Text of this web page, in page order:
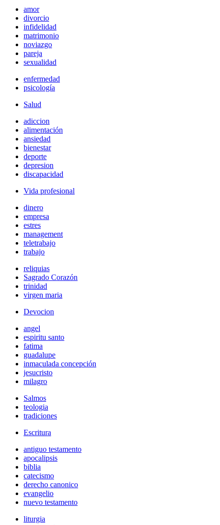
amor
divorcio
infidelidad
matrimonio
noviazgo
pareja
sexualidad
enfermedad
psicología
Salud
adiccion
alimentación
ansiedad
bienestar
deporte
depresion
discapacidad
Vida profesional
dinero
empresa
estres
management
teletrabajo
trabajo
reliquias
Sagrado Corazón
trinidad
virgen maria
Devocion
angel
espiritu santo
fatima
guadalupe
inmaculada concepción
jesucristo
milagro
Salmos
teologia
tradiciones
Escritura
antiguo testamento
apocalipsis
biblia
catecismo
derecho canonico
evangelio
nuevo testamento
liturgia